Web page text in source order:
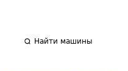
Найти машины